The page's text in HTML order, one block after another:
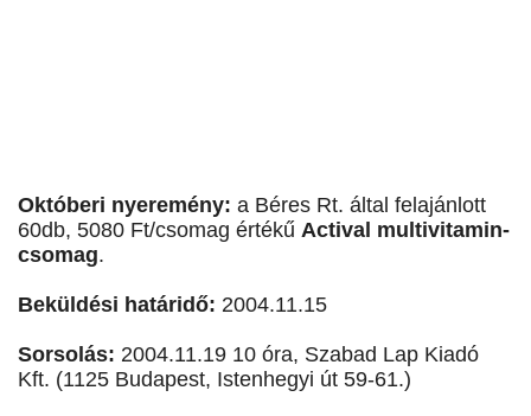
Októberi nyeremény: a Béres Rt. által felajánlott
60db, 5080 Ft/csomag értékű Actival multivitamin-
csomag.
Beküldési határidő: 2004.11.15
Sorsolás: 2004.11.19 10 óra, Szabad Lap Kiadó
Kft. (1125 Budapest, Istenhegyi út 59-61.)